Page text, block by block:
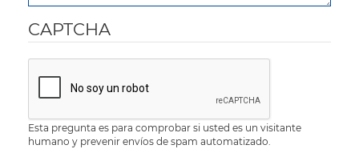
CAPTCHA
Esta pregunta es para comprobar si usted es un visitante
humano y prevenir envíos de spam automatizado.